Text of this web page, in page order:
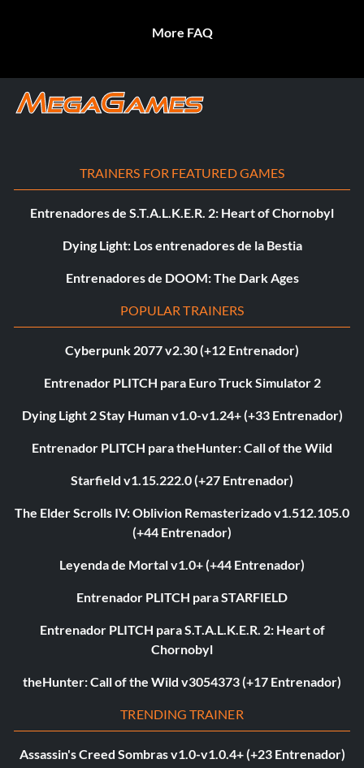
More FAQ
TRAINERS FOR FEATURED GAMES
Entrenadores de S.T.A.L.K.E.R. 2: Heart of Chornobyl
Dying Light: Los entrenadores de la Bestia
Entrenadores de DOOM: The Dark Ages
POPULAR TRAINERS
Cyberpunk 2077 v2.30 (+12 Entrenador)
Entrenador PLITCH para Euro Truck Simulator 2
Dying Light 2 Stay Human v1.0-v1.24+ (+33 Entrenador)
Entrenador PLITCH para theHunter: Call of the Wild
Starfield v1.15.222.0 (+27 Entrenador)
The Elder Scrolls IV: Oblivion Remasterizado v1.512.105.0
(+44 Entrenador)
Leyenda de Mortal v1.0+ (+44 Entrenador)
Entrenador PLITCH para STARFIELD
Entrenador PLITCH para S.T.A.L.K.E.R. 2: Heart of
Chornobyl
theHunter: Call of the Wild v3054373 (+17 Entrenador)
TRENDING TRAINER
Assassin's Creed Sombras v1.0-v1.0.4+ (+23 Entrenador)